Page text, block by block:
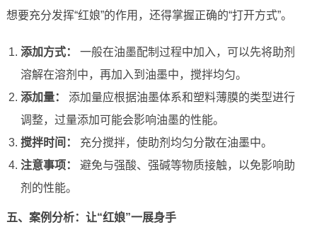
想要充分发挥“红娘”的作用，还得掌握正确的“打开方式”。
添加方式：
一般在油墨配制过程中加入，可以先将助剂
溶解在溶剂中，再加入到油墨中，搅拌均匀。
添加量：
添加量应根据油墨体系和塑料薄膜的类型进行
调整，过量添加可能会影响油墨的性能。
搅拌时间：
充分搅拌，使助剂均匀分散在油墨中。
注意事项：
避免与强酸、强碱等物质接触，以免影响助
剂的性能。
五、案例分析：让“红娘”一展身手